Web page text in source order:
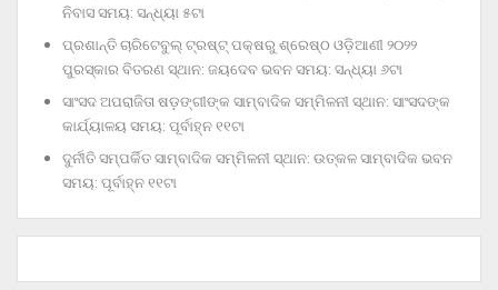
ନିବାସ ସମୟ: ସନ୍ଧ୍ୟା ୫ଟା
ପ୍ରଶାନ୍ତି ଚାରିଟେବୁଲ୍‌ ଟ୍ରଷ୍ଟ୍‌ ପକ୍ଷରୁ ଶ୍ରେଷ୍ଠ ଓଡ଼ିଆଣୀ ୨୦୨୨
ପୁରସ୍କାର ବିତରଣ ସ୍ଥାନ: ଜୟଦେବ ଭବନ ସମୟ: ସନ୍ଧ୍ୟା ୬ଟା
ସାଂସଦ ଅପରାଜିତା ଷଡ଼ଙ୍ଗୀଙ୍କ ସାମ୍ବାଦିକ ସମ୍ମିଳନୀ ସ୍ଥାନ: ସାଂସଦଙ୍କ
କାର୍ଯ୍ୟାଳୟ ସମୟ: ପୂର୍ବାହ୍ନ ୧୧ଟା
ଦୁର୍ନୀତି ସମ୍ପର୍କିତ ସାମ୍ବାଦିକ ସମ୍ମିଳନୀ ସ୍ଥାନ: ଉତ୍କଳ ସାମ୍ବାଦିକ ଭବନ
ସମୟ: ପୂର୍ବାହ୍ନ ୧୧ଟା